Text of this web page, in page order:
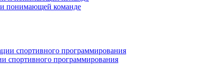
и понимающей команде
программирования